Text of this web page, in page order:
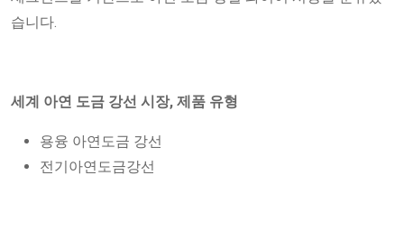
습니다.
세계 아연 도금 강선 시장, 제품 유형
용융 아연도금 강선
전기아연도금강선